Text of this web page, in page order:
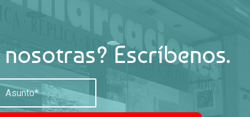
Escríbenos.